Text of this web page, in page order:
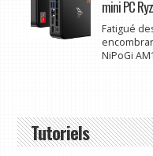
mini PC
Fatigué
NiPoGi
Tutoriels